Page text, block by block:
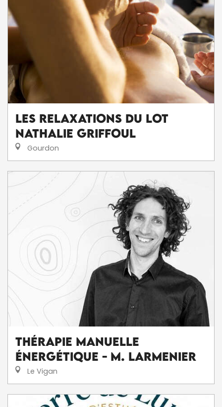
Les Relaxations du Lot
Nathalie Griffoul
Gourdon
Thérapie Manuelle
Énergétique - M. Larmenier
Le Vigan